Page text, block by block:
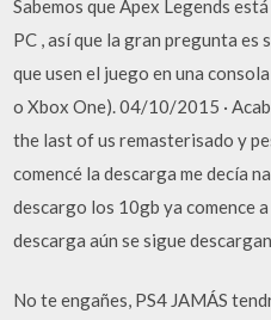
Sabemos que Apex Legends
PC , así que la gran pregunta es
que usen el juego en una
o Xbox One). 04/10/2015 ·
the last of us remasterisado y
comencé la descarga me decía
descargo los 10gb ya comence
descarga aún se sigue
No te engañes, PS4 JAMÁS